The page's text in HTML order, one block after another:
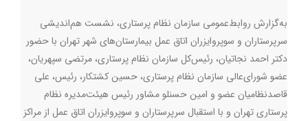
به‌گزارش روابط‌عمومی سازمان نظام پرستاری، نشست هم‌اندیشی
سرپرستاران و سوپروایزران اتاق عمل بیمارستان‌های شهر تهران با حضور
دکتر احمد نجاتیان، رئیس‌کل سازمان نظام پرستاری، مرتضی سپهریان،
عضو شورای‌عالی سازمان نظام پرستاری، حسین کشتکار، رئیس، علی
قاصدنظامیان عضو و امین حسنلو مشاور رئیس هیئت‌مدیره نظام
پرستاری تهران و با استقبال سرپرستاران و سوپروایزران اتاق عمل از مراکز